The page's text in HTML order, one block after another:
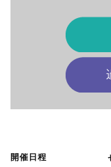
開催日程